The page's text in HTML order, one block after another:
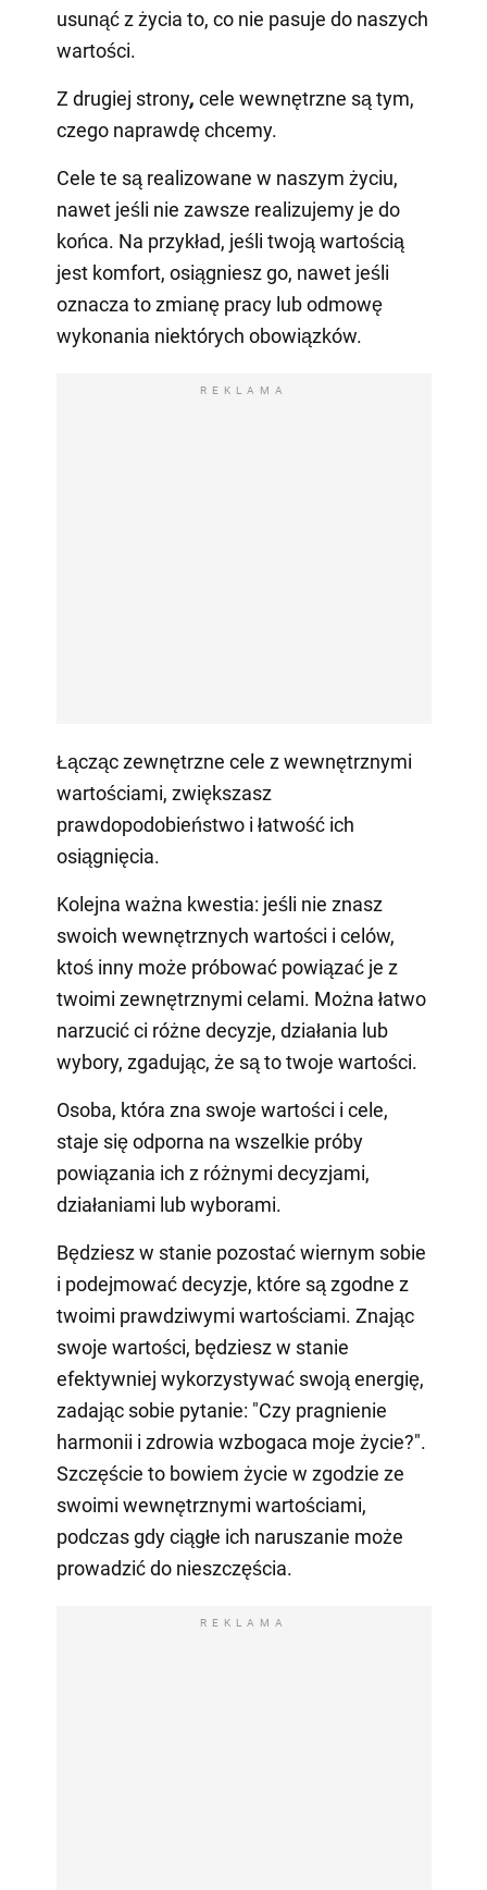
usunąć z życia to, co nie pasuje do naszych
wartości.
Z drugiej strony, cele wewnętrzne są tym,
czego naprawdę chcemy.
Cele te są realizowane w naszym życiu,
nawet jeśli nie zawsze realizujemy je do
końca. Na przykład, jeśli twoją wartością
jest komfort, osiągniesz go, nawet jeśli
oznacza to zmianę pracy lub odmowę
wykonania niektórych obowiązków.
REKLAMA
Łącząc zewnętrzne cele z wewnętrznymi
wartościami, zwiększasz
prawdopodobieństwo i łatwość ich
osiągnięcia.
Kolejna ważna kwestia: jeśli nie znasz
swoich wewnętrznych wartości i celów,
ktoś inny może próbować powiązać je z
twoimi zewnętrznymi celami. Można łatwo
narzucić ci różne decyzje, działania lub
wybory, zgadując, że są to twoje wartości.
Osoba, która zna swoje wartości i cele,
staje się odporna na wszelkie próby
powiązania ich z różnymi decyzjami,
działaniami lub wyborami.
Będziesz w stanie pozostać wiernym sobie
i podejmować decyzje, które są zgodne z
twoimi prawdziwymi wartościami. Znając
swoje wartości, będziesz w stanie
efektywniej wykorzystywać swoją energię,
zadając sobie pytanie: "Czy pragnienie
harmonii i zdrowia wzbogaca moje życie?".
Szczęście to bowiem życie w zgodzie ze
swoimi wewnętrznymi wartościami,
podczas gdy ciągłe ich naruszanie może
prowadzić do nieszczęścia.
REKLAMA